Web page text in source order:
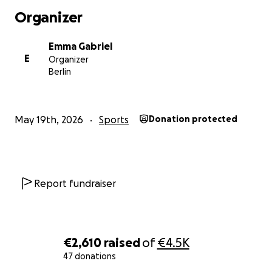
€2,610 raisedof€4.5K
47 donations
Kinder und Jugendlichen möglich zu machen.
Euer Team vom Centre Talma
Organizer
E
Emma Gabriel
Organizer
Berlin
May 19th, 2026 Sports Donation protected
Report fundraiser